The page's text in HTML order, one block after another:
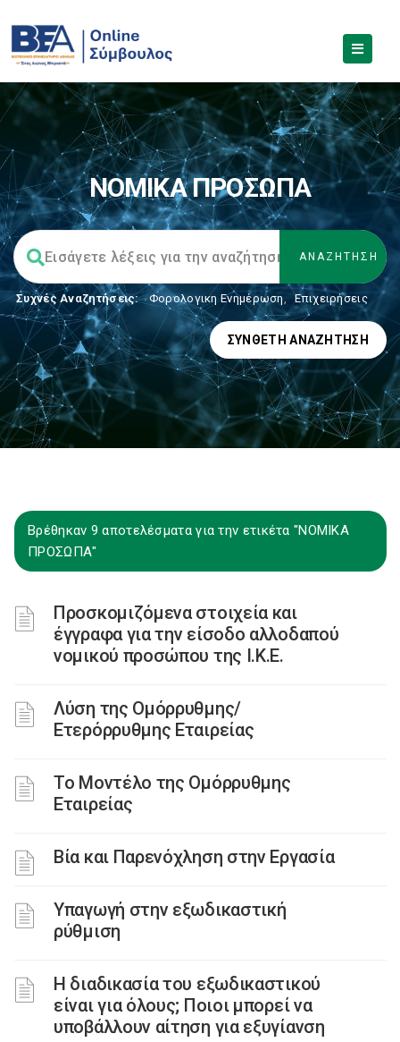
ΝΟΜΙΚΑ ΠΡΟΣΩΠΑ
Συχνές Αναζητήσεις: Φορολογικη Ενημέρωση, Επιχειρήσεις
ΣΎΝΘΕΤΗ ΑΝΑΖΉΤΗΣΗ
Βρέθηκαν 9 αποτελέσματα για την ετικέτα "ΝΟΜΙΚΑ
ΠΡΟΣΩΠΑ"
Προσκομιζόμενα στοιχεία και
έγγραφα για την είσοδο αλλοδαπού
νομικού προσώπου της Ι.Κ.Ε.
Λύση της Ομόρρυθμης/
Ετερόρρυθμης Εταιρείας
Το Μοντέλο της Ομόρρυθμης
Εταιρείας
Βία και Παρενόχληση στην Εργασία
Υπαγωγή στην εξωδικαστική
ρύθμιση
Η διαδικασία του εξωδικαστικού
είναι για όλους; Ποιοι μπορεί να
υποβάλλουν αίτηση για εξυγίανση